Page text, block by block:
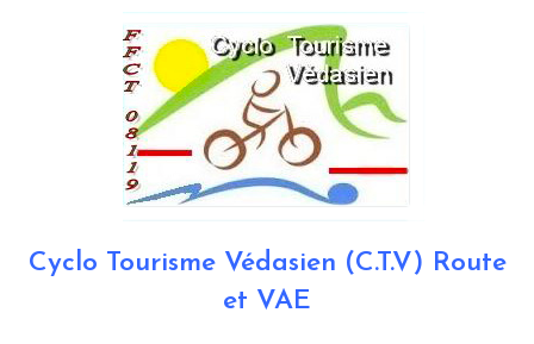
Cyclo Tourisme Védasien (C.T.V) Route
et VAE